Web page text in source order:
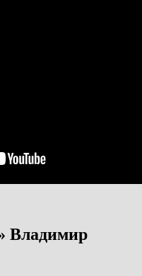
Владимир